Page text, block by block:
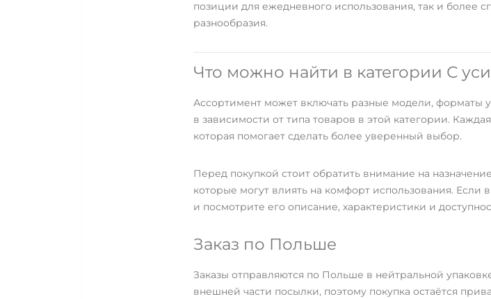
позиции для ежедневного использования, так и
разнообразия.
Что можно найти в категории С
Ассортимент может включать разные модели, форматы
в зависимости от типа товаров в этой категории.
которая помогает сделать более уверенный выбор.
Перед покупкой стоит обратить внимание на
которые могут влиять на комфорт использования. Если
и посмотрите его описание, характеристики и
Заказ по Польше
Заказы отправляются по Польше в нейтральной
внешней части посылки, поэтому покупка остаётся